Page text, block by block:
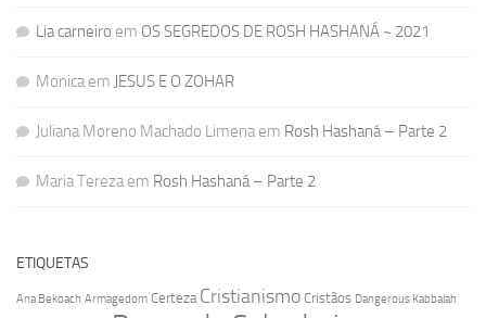
Lia carneiro em OS SEGREDOS DE ROSH HASHANÁ ~ 2021
Monicaem JESUS E O ZOHAR
Juliana Moreno Machado Limenaem Rosh Hashaná – Parte 2
Maria Terezaem Rosh Hashaná – Parte 2
ETIQUETAS
Ana Bekoach Armagedom Certeza Cristianismo Cristãos Dangerous Kabbalah